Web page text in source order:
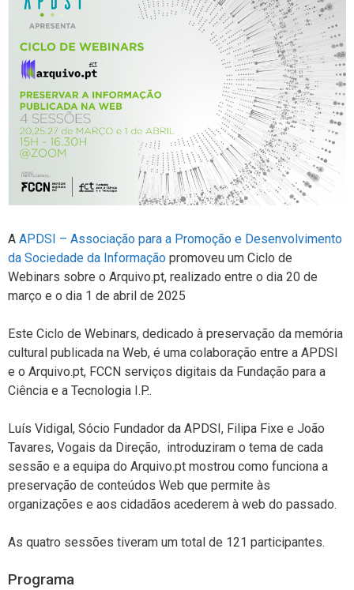
A APDSI – Associação para a Promoção e Desenvolvimento
da Sociedade da Informação promoveu um Ciclo de
Webinars sobre o Arquivo.pt, realizado entre o dia 20 de
março e o dia 1 de abril de 2025
Este Ciclo de Webinars, dedicado à preservação da memória
cultural publicada na Web, é uma colaboração entre a APDSI
e o Arquivo.pt, FCCN serviços digitais da Fundação para a
Ciência e a Tecnologia I.P..
Luís Vidigal, Sócio Fundador da APDSI, Filipa Fixe e João
Tavares, Vogais da Direção, introduziram o tema de cada
sessão e a equipa do Arquivo.pt mostrou como funciona a
preservação de conteúdos Web que permite às
organizações e aos cidadãos acederem à web do passado.
As quatro sessões tiveram um total de 121 participantes.
Programa